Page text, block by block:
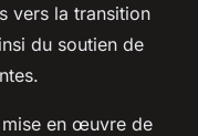
vers la transition
du soutien de
en œuvre de